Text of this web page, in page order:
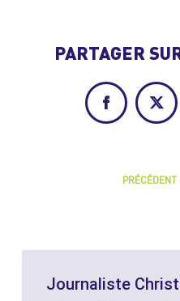
PARTAGER
FacebookX
PRÉCÉDENT
Journaliste